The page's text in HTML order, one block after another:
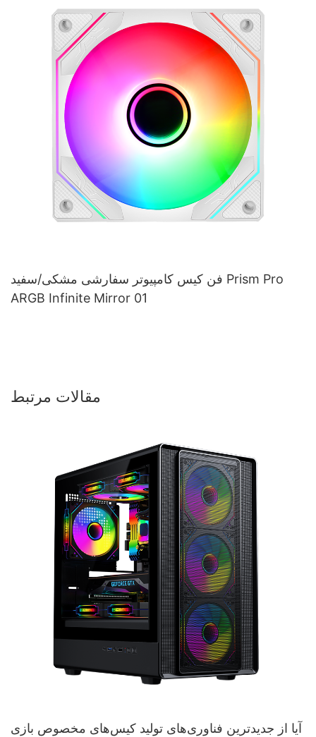
فن کیس کامپیوتر سفارشی مشکی/سفید Prism Pro
ARGB Infinite Mirror 01
مقالات مرتبط
آیا از جدیدترین فناوری‌های تولید کیس‌های مخصوص بازی